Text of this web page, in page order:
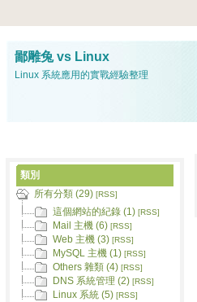
鄙雕兔 vs Linux
Linux 系統應用的實戰經驗整理
類別
所有分類 (29) [RSS]
這個網站的紀錄 (1) [RSS]
Mail 主機 (6) [RSS]
Web 主機 (3) [RSS]
MySQL 主機 (1) [RSS]
Others 雜類 (4) [RSS]
DNS 系統管理 (2) [RSS]
Linux 系統 (5) [RSS]